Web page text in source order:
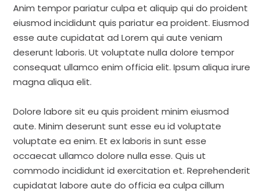
Anim tempor pariatur culpa et aliquip qui do proident
eiusmod incididunt quis pariatur ea proident. Eiusmod
esse aute cupidatat ad Lorem qui aute veniam
deserunt laboris. Ut voluptate nulla dolore tempor
consequat ullamco enim officia elit. Ipsum aliqua irure
magna aliqua elit.
Dolore labore sit eu quis proident minim eiusmod
aute. Minim deserunt sunt esse eu id voluptate
voluptate ea enim. Et ex laboris in sunt esse
occaecat ullamco dolore nulla esse. Quis ut
commodo incididunt id exercitation et. Reprehenderit
cupidatat labore aute do officia ea culpa cillum